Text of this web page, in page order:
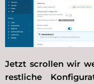
Jetzt scrollen wir
restliche